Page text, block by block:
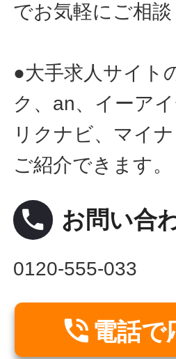
でお気軽にご相談
●大手求人サイト
ク、an、イーア
リクナビ、マイ
ご紹介できます。
local_phone お問い合
0120-555-033
 電話で